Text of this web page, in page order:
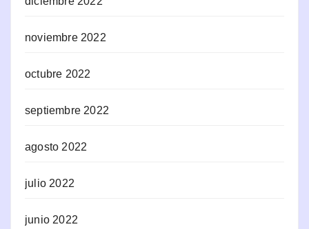
noviembre 2022
octubre 2022
septiembre 2022
agosto 2022
julio 2022
junio 2022